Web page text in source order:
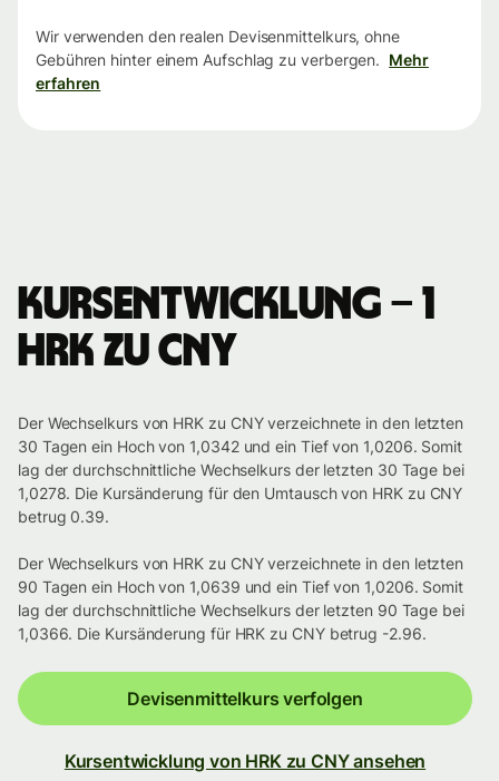
Wir verwenden den realen Devisenmittelkurs, ohne
Gebühren hinter einem Aufschlag zu verbergen. Mehr
erfahren
Kursentwicklung – 1
HRK zu CNY
Der Wechselkurs von HRK zu CNY verzeichnete in den letzten
30 Tagen ein Hoch von 1,0342 und ein Tief von 1,0206. Somit
lag der durchschnittliche Wechselkurs der letzten 30 Tage bei
1,0278. Die Kursänderung für den Umtausch von HRK zu CNY
betrug 0.39.
Der Wechselkurs von HRK zu CNY verzeichnete in den letzten
90 Tagen ein Hoch von 1,0639 und ein Tief von 1,0206. Somit
lag der durchschnittliche Wechselkurs der letzten 90 Tage bei
1,0366. Die Kursänderung für HRK zu CNY betrug -2.96.
Devisenmittelkurs verfolgen
Kursentwicklung von HRK zu CNY ansehen